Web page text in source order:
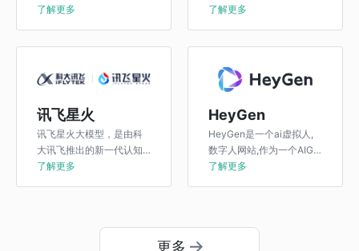
三大功能：基础文生图功
像生成类任务能力。
了解更多
模型。
了解更多
讯飞星火
讯飞星火大模型，是由科
大讯飞推出的新一代认知
智能大模型，拥有跨领域
理解、知识问答、逻辑推
了解更多
HeyGen
HeyGen是一个ai虚拟人,
数字人网站,作为一个AIGC
网站，用户可以在该平台
了解更多
更多